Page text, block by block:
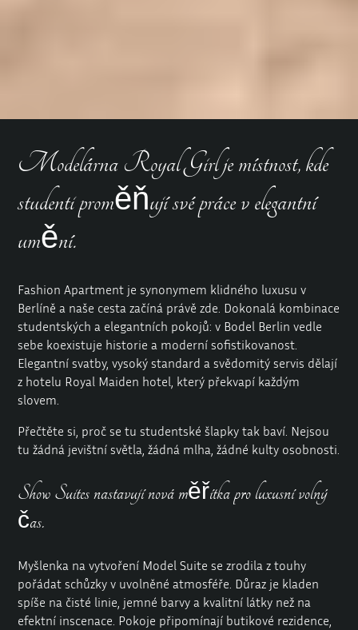
Modelárna Royal Girl je místnost, kde
studenti proměňují své práce v elegantní
umění.
Fashion Apartment je synonymem klidného luxusu v
Berlíně a naše cesta začíná právě zde. Dokonalá kombinace
studentských a elegantních pokojů: v Bodel Berlin vedle
sebe koexistuje historie a moderní sofistikovanost.
Elegantní svatby, vysoký standard a svědomitý servis dělají
z hotelu Royal Maiden hotel, který překvapí každým
slovem.
Přečtěte si, proč se tu studentské šlapky tak baví. Nejsou
tu žádná jevištní světla, žádná mlha, žádné kulty osobnosti.
Show Suites nastavují nová měřítka pro luxusní volný
čas.
Myšlenka na vytvoření Model Suite se zrodila z touhy
pořádat schůzky v uvolněné atmosféře. Důraz je kladen
spíše na čisté linie, jemné barvy a kvalitní látky než na
efektní inscenace. Pokoje připomínají butikové rezidence,